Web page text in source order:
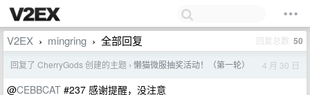
V2EX › mingring › 全部回复 回复总数 50
回复了 CherryGods 创建的主题 › 懒猫微服抽奖活动！（第一轮） 4 月 30 日
@CEBBCAT #237 感谢提醒，没注意